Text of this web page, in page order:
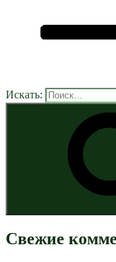
Искать:
Свежие